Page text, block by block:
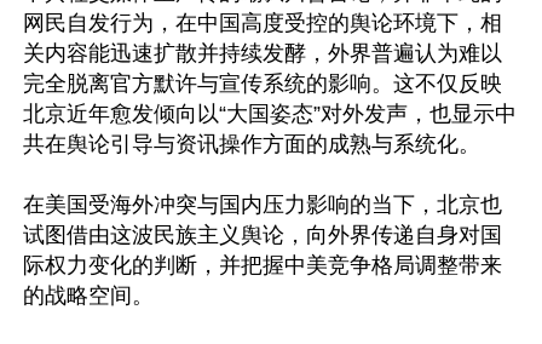
网民自发行为，在中国高度受控的舆论环境下，相
关内容能迅速扩散并持续发酵，外界普遍认为难以
完全脱离官方默许与宣传系统的影响。这不仅反映
北京近年愈发倾向以“大国姿态”对外发声，也显示中
共在舆论引导与资讯操作方面的成熟与系统化。
在美国受海外冲突与国内压力影响的当下，北京也
试图借由这波民族主义舆论，向外界传递自身对国
际权力变化的判断，并把握中美竞争格局调整带来
的战略空间。